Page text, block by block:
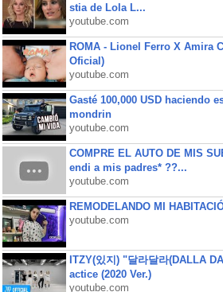
stia de Lola L...
youtube.com
ROMA - Lionel Ferro X Amira
Oficial)
youtube.com
Gasté 100,000 USD haciendo
mondrin
youtube.com
COMPRE EL AUTO DE MIS
endi a mis padres* ??...
youtube.com
REMODELANDO MI
youtube.com
ITZY(있지) "달라달라(DALLA
actice (2020 Ver.)
youtube.com